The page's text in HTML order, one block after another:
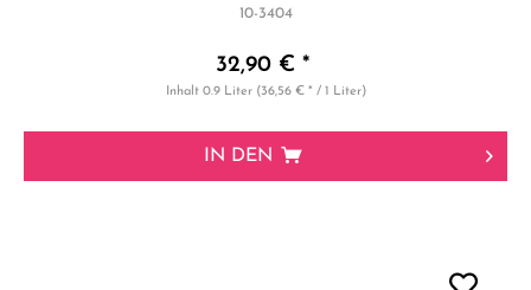
10-3404
32,90 € *
Inhalt 0.9 Liter (36,56 € * / 1 Liter)
IN DEN